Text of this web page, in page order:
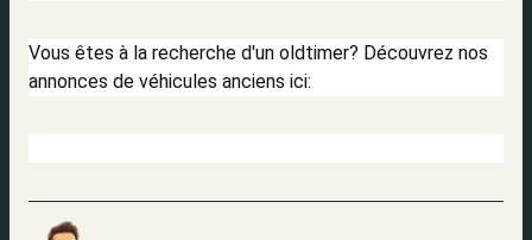
Vous êtes à la recherche d'un oldtimer? Découvrez nos
annonces de véhicules anciens ici: